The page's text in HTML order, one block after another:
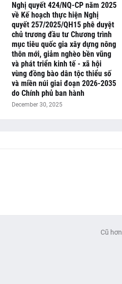
Nghị quyết 424/NQ-CP năm 2025
về Kế hoạch thực hiện Nghị
quyết 257/2025/QH15 phê duyệt
chủ trương đầu tư Chương trình
mục tiêu quốc gia xây dựng nông
thôn mới, giảm nghèo bền vũng
và phát triển kinh tế - xã hội
vùng đồng bào dân tộc thiểu số
và miền núi giai đoạn 2026-2035
do Chính phủ ban hành
December 30, 2025
Cũ hơn